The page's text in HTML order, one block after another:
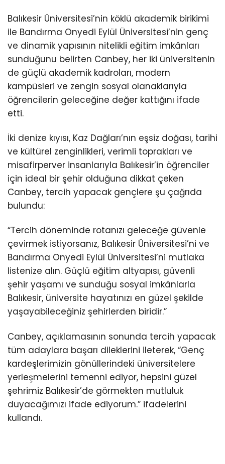
Balıkesir Üniversitesi’nin köklü akademik birikimi
ile Bandırma Onyedi Eylül Üniversitesi’nin genç
ve dinamik yapısının nitelikli eğitim imkânları
sunduğunu belirten Canbey, her iki üniversitenin
de güçlü akademik kadroları, modern
kampüsleri ve zengin sosyal olanaklarıyla
öğrencilerin geleceğine değer kattığını ifade
etti.
İki denize kıyısı, Kaz Dağları’nın eşsiz doğası, tarihi
ve kültürel zenginlikleri, verimli toprakları ve
misafirperver insanlarıyla Balıkesir’in öğrenciler
için ideal bir şehir olduğuna dikkat çeken
Canbey, tercih yapacak gençlere şu çağrıda
bulundu:
“Tercih döneminde rotanızı geleceğe güvenle
çevirmek istiyorsanız, Balıkesir Üniversitesi’ni ve
Bandırma Onyedi Eylül Üniversitesi’ni mutlaka
listenize alın. Güçlü eğitim altyapısı, güvenli
şehir yaşamı ve sunduğu sosyal imkânlarla
Balıkesir, üniversite hayatınızı en güzel şekilde
yaşayabileceğiniz şehirlerden biridir.”
Canbey, açıklamasının sonunda tercih yapacak
tüm adaylara başarı dileklerini ileterek, “Genç
kardeşlerimizin gönüllerindeki üniversitelere
yerleşmelerini temenni ediyor, hepsini güzel
şehrimiz Balıkesir’de görmekten mutluluk
duyacağımızı ifade ediyorum.” ifadelerini
kullandı.